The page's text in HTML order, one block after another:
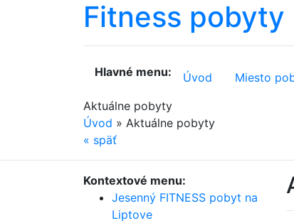
Fitness pobyty
Hlavné menu: Úvod Miesto
Aktuálne pobyty
Úvod » Aktuálne pobyty
« späť
Kontextové menu:
Jesenný FITNESS pobyt na
Liptove